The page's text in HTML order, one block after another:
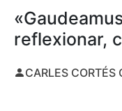
reflexionar,
CARLES CORTÉS